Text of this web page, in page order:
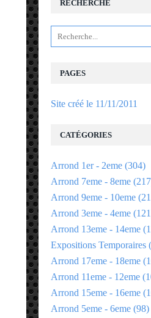
RECHERCHE
PAGES
Site créé le 11/11/2011
CATÉGORIES
Arrond 1er - 2eme (304)
Arrond 7eme - 8eme
Arrond 9eme - 10eme
Arrond 3eme - 4eme
Arrond 13eme - 14eme
Expositions Temporaires
Arrond 17eme - 18eme
Arrond 11eme - 12eme
Arrond 15eme - 16eme
Arrond 5eme - 6eme (98)